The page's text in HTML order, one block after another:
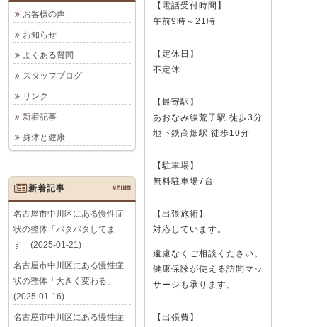
【電話受付時間】
午前9時～21時
【定休日】
不定休
【最寄駅】
あおなみ線荒子駅 徒歩3分
地下鉄高畑駅 徒歩10分
【駐車場】
無料駐車場7台
【出張施術】
対応しています。
遠慮なくご相談ください。
健康保険が使える訪問マッ
サージも承ります。
【出張費】
お客様の声
お知らせ
よくある質問
スタッフブログ
リンク
新着記事
身体と健康
新着記事 NEWS
名古屋市中川区にある慢性症
状の整体「バタバタしてま
す」(2025-01-21)
名古屋市中川区にある慢性症
状の整体「大きく変わる」
(2025-01-16)
名古屋市中川区にある慢性症